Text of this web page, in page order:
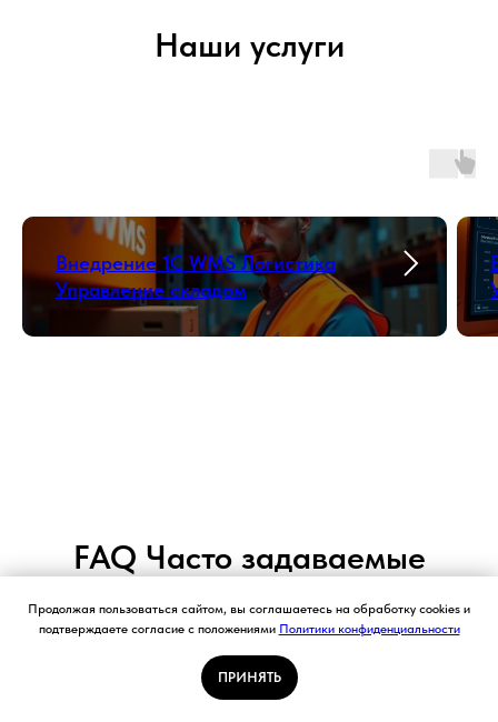
Наши услуги
Внедрение 1С WMS Логистика
Управление складом
FAQ Часто задаваемые
вопросы по «1С-Логистика:
Управление складом 3.0»
Продолжая пользоваться сайтом, вы соглашаетесь на обработку cookies и
подтверждаете согласие с положениями Политики конфиденциальности
ПРИНЯТЬ